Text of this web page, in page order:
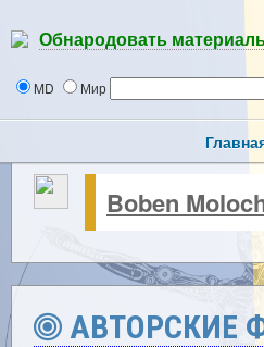
Обнародовать
MD Мир
Boben
АВТОРСКИЕ